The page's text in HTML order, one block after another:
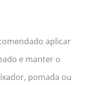
aplicar
e manter o
pomada ou